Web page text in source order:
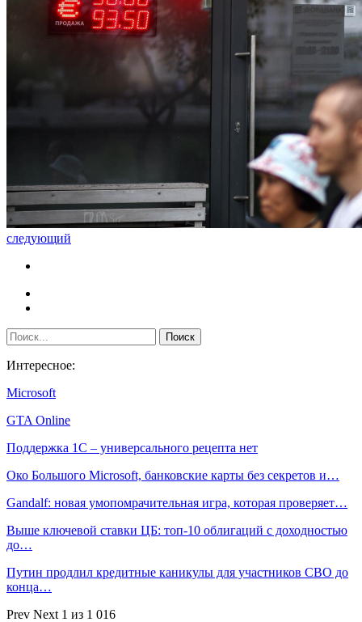
следующий
Интересное:
Microsoft
GTA Online
Поддержка 1С – универсального рецепта нет
Око Большого Microsoft, банковские карты без секретов и…
Gandalf: новая умопомрачительная игра, которая проверяет…
Выше ключевой ставки ЦБ: топ-10 облигаций с доходностью
до…
Путин продлил кредитные каникулы для участников СВО до
конца…
Prev Next 1 из 1 016